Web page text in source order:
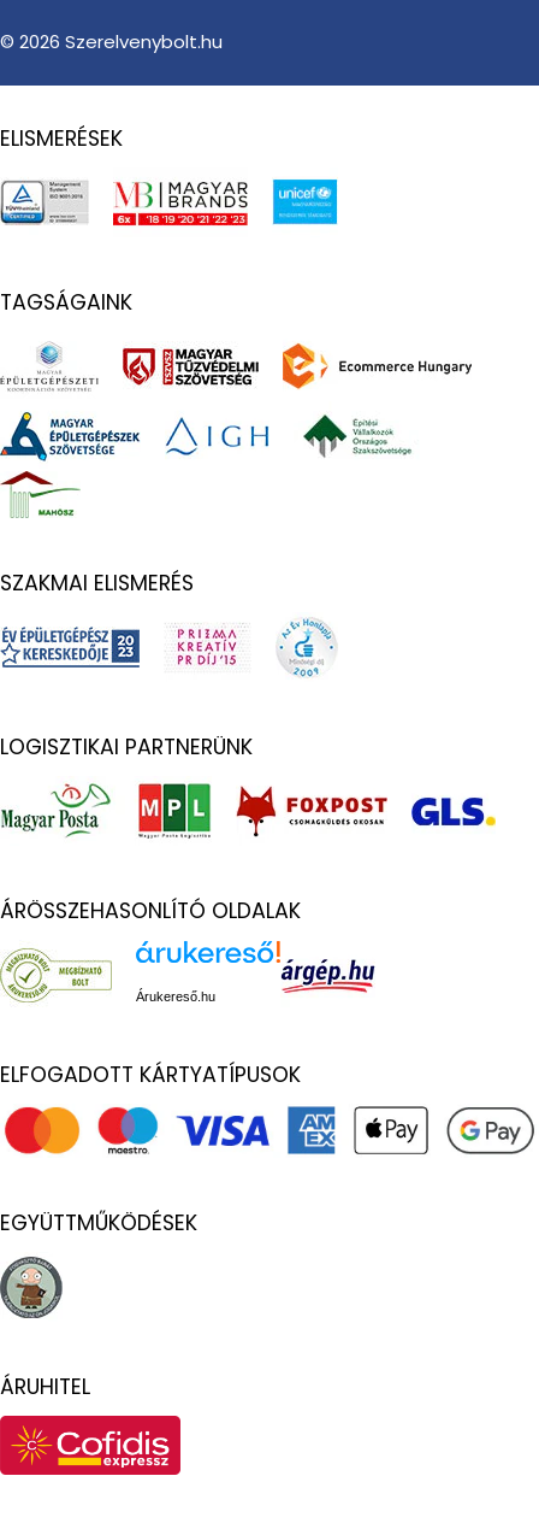
© 2026 Szerelvenybolt.hu
ELISMERÉSEK
TAGSÁGAINK
SZAKMAI ELISMERÉS
LOGISZTIKAI PARTNERÜNK
ÁRÖSSZEHASONLÍTÓ OLDALAK
Árukereső.hu
ELFOGADOTT KÁRTYATÍPUSOK
EGYÜTTMŰKÖDÉSEK
ÁRUHITEL